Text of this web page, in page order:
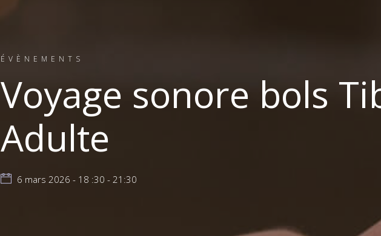
ÉVÈNEMENTS
Voyage sonore bols
Adulte
6 mars 2026 - 18 :30 - 21:30